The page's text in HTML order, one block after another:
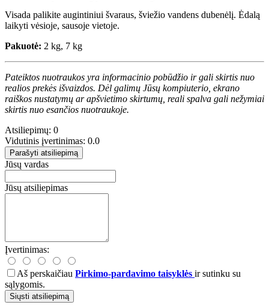
Visada palikite augintiniui švaraus, šviežio vandens dubenėlį. Ėdalą
laikyti vėsioje, sausoje vietoje.
Pakuotė: 2 kg, 7 kg
Pateiktos nuotraukos yra informacinio pobūdžio ir gali skirtis nuo
realios prekės išvaizdos. Dėl galimų Jūsų kompiuterio, ekrano
raiškos nustatymų ar apšvietimo skirtumų, reali spalva gali nežymiai
skirtis nuo esančios nuotraukoje.
Atsiliepimų: 0
Vidutinis įvertinimas: 0.0
Parašyti atsiliepimą
Jūsų vardas
Jūsų atsiliepimas
Įvertinimas:
Aš perskaičiau Pirkimo-pardavimo taisyklės ir sutinku su
sąlygomis.
Siųsti atsiliepimą